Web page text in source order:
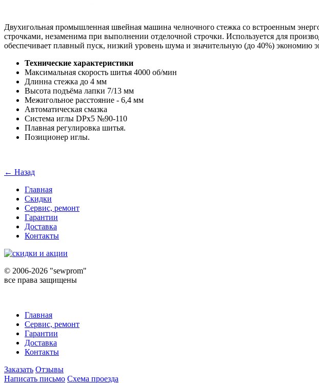
Двухигольная промышленная швейная машина челночного стежка со встроенным
строчками, незаменима при выполнении отделочной строчки. Используется для
обеспечивает плавный пуск, низкий уровень шума и значительную (до 40%) экономию
Технические характеристики
Максимальная скорость шитья 4000 об/мин
Длинна стежка до 4 мм
Высота подъёма лапки 7/13 мм
Межигольное расстояние - 6,4 мм
Автоматическая смазка
Система иглы DPx5 №90-110
Плавная регулировка шитья.
Позиционер иглы.
← Назад
Главная
Скидки
Сервис, ремонт
Гарантии
Доставка
Контакты
© 2006-2026 "sewprom"
все права защищены
Главная
Сервис, ремонт
Гарантии
Доставка
Контакты
Заказать Отзывы
Написать письмо Схема проезда